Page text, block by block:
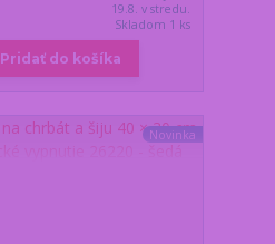
19.8. v stredu.
Skladom 1 ks
Pridať do košíka
Novinka